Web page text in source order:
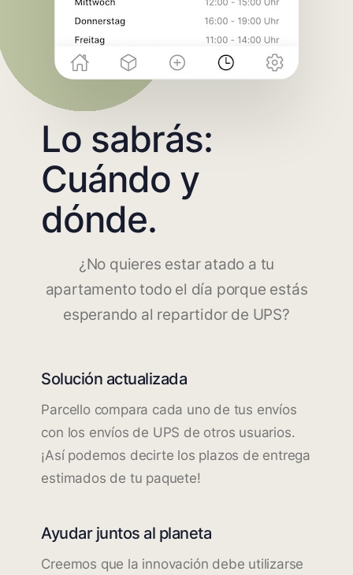
Lo sabrás:
Cuándo y
dónde.
¿No quieres estar atado a tu
apartamento todo el día porque estás
esperando al repartidor de UPS?
Solución actualizada
Parcello compara cada uno de tus envíos
con los envíos de UPS de otros usuarios.
¡Así podemos decirte los plazos de entrega
estimados de tu paquete!
Ayudar juntos al planeta
Creemos que la innovación debe utilizarse